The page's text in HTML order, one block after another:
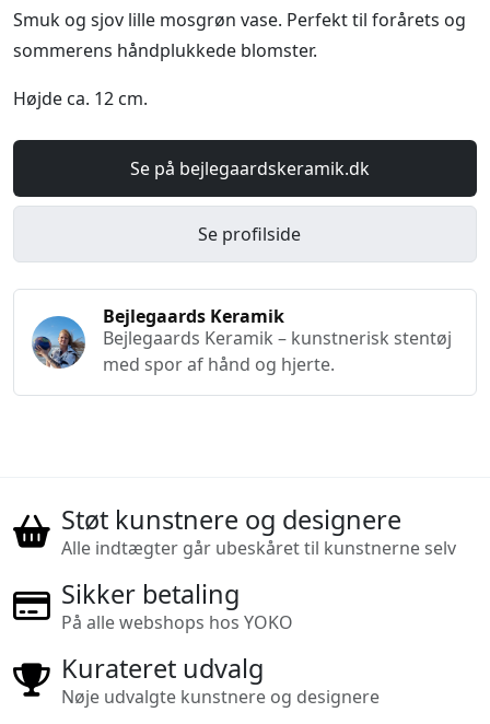
Smuk og sjov lille mosgrøn vase. Perfekt til forårets og
sommerens håndplukkede blomster.
Højde ca. 12 cm.
Se på bejlegaardskeramik.dk
Se profilside
Bejlegaards Keramik
Bejlegaards Keramik – kunstnerisk stentøj
med spor af hånd og hjerte.
Støt kunstnere og designere
Alle indtægter går ubeskåret til kunstnerne selv
Sikker betaling
På alle webshops hos YOKO
Kurateret udvalg
Nøje udvalgte kunstnere og designere